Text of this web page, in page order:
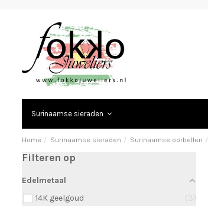
Surinaamse sieraden
Home Surinaamse sieraden Surinaamse oorbellen
Filteren op
Edelmetaal
14K geelgoud
3